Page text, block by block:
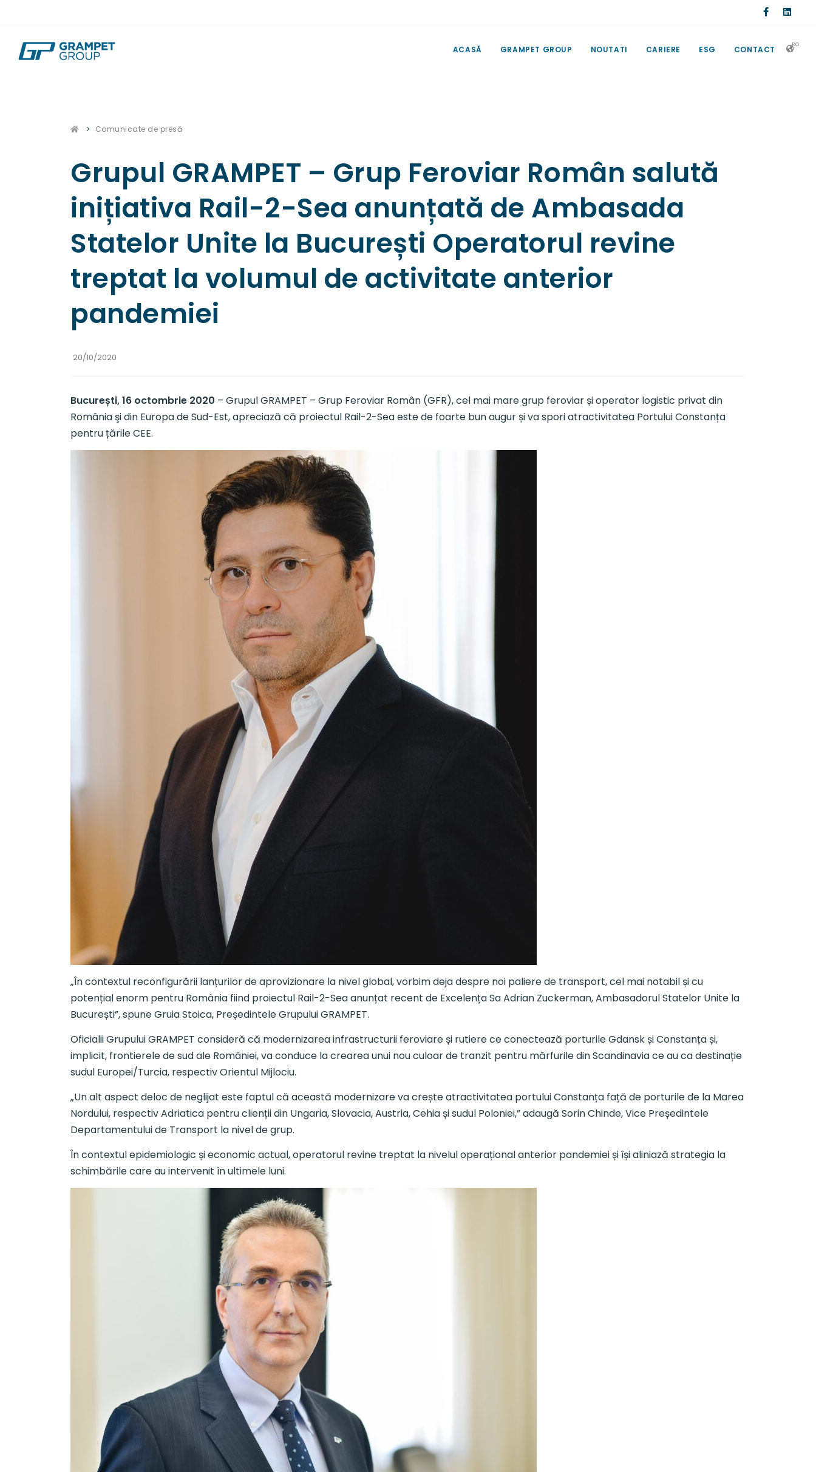
RO
ACASĂ GRAMPET GROUP NOUTATI CARIERE ESG CONTACT
Comunicate de presă
Grupul GRAMPET – Grup Feroviar Român salută
inițiativa Rail-2-Sea anunțată de Ambasada
Statelor Unite la București Operatorul revine
treptat la volumul de activitate anterior
pandemiei
20/10/2020
București, 16 octombrie 2020 – Grupul GRAMPET – Grup Feroviar Român (GFR), cel mai mare grup feroviar și operator logistic privat din
România şi din Europa de Sud-Est, apreciază că proiectul Rail-2-Sea este de foarte bun augur și va spori atractivitatea Portului Constanța
pentru țările CEE.
„În contextul reconfigurării lanțurilor de aprovizionare la nivel global, vorbim deja despre noi paliere de transport, cel mai notabil și cu
potențial enorm pentru România fiind proiectul Rail-2-Sea anunțat recent de Excelența Sa Adrian Zuckerman, Ambasadorul Statelor Unite la
București”, spune Gruia Stoica, Președintele Grupului GRAMPET.
Oficialii Grupului GRAMPET consideră că modernizarea infrastructurii feroviare și rutiere ce conectează porturile Gdansk și Constanța și,
implicit, frontierele de sud ale României, va conduce la crearea unui nou culoar de tranzit pentru mărfurile din Scandinavia ce au ca destinație
sudul Europei/Turcia, respectiv Orientul Mijlociu.
„Un alt aspect deloc de neglijat este faptul că această modernizare va crește atractivitatea portului Constanța față de porturile de la Marea
Nordului, respectiv Adriatica pentru clienții din Ungaria, Slovacia, Austria, Cehia și sudul Poloniei,” adaugă Sorin Chinde, Vice Președintele
Departamentului de Transport la nivel de grup.
În contextul epidemiologic și economic actual, operatorul revine treptat la nivelul operațional anterior pandemiei și își aliniază strategia la
schimbările care au intervenit în ultimele luni.